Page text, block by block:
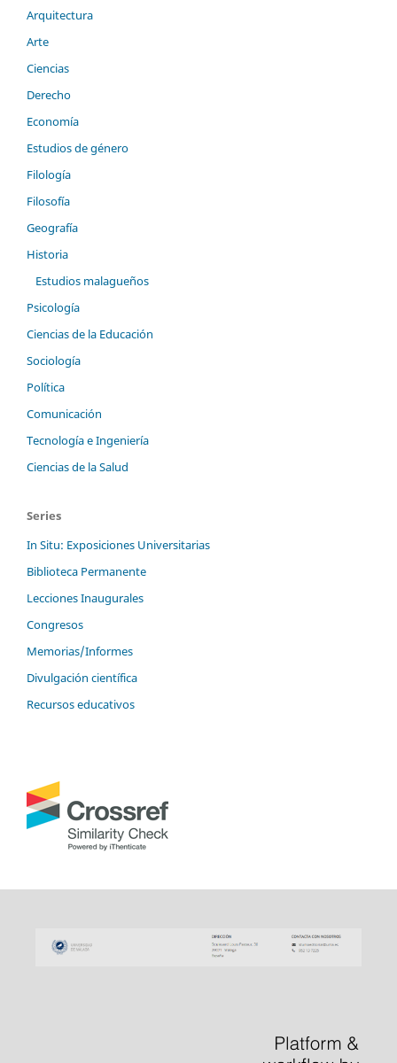
Arquitectura
Arte
Ciencias
Derecho
Economía
Estudios de género
Filología
Filosofía
Geografía
Historia
Estudios malagueños
Psicología
Ciencias de la Educación
Sociología
Política
Comunicación
Tecnología e Ingeniería
Ciencias de la Salud
Series
In Situ: Exposiciones Universitarias
Biblioteca Permanente
Lecciones Inaugurales
Congresos
Memorias/Informes
Divulgación científica
Recursos educativos